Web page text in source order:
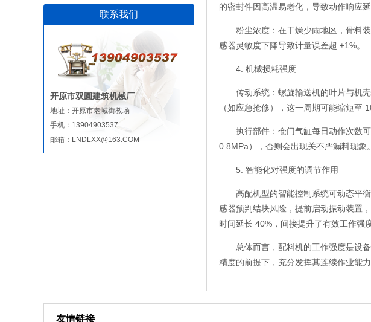
联系我们
开原市双圆建筑机械厂
地址：开原市老城街教场
手机：13904903537
邮箱：LNDLXX@163.COM
的密封件因高温易老化，导致动作响应
粉尘浓度：在干燥少雨地区，骨料
感器灵敏度下降导致计量误差超 ±1%。
4. 机械损耗强度
传动系统：螺旋输送机的叶片与机
（如应急抢修），这一周期可能缩短至
执行部件：仓门气缸每日动作次数
0.8MPa），否则会出现关不严漏料现象。
5. 智能化对强度的调节作用
高配机型的智能控制系统可动态平
感器预判结块风险，提前启动振动装置
时间延长 40%，间接提升了有效工作强度
总体而言，配料机的工作强度是设
精度的前提下，充分发挥其连续作业能力
友情链接